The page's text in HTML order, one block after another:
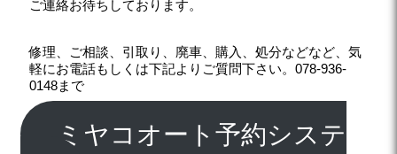
ご連絡お待ちしております。
修理、ご相談、引取り、廃車、購入、処分などなど、気
軽にお電話もしくは下記よりご質問下さい。078-936-
0148まで
ミヤコオート予約システ